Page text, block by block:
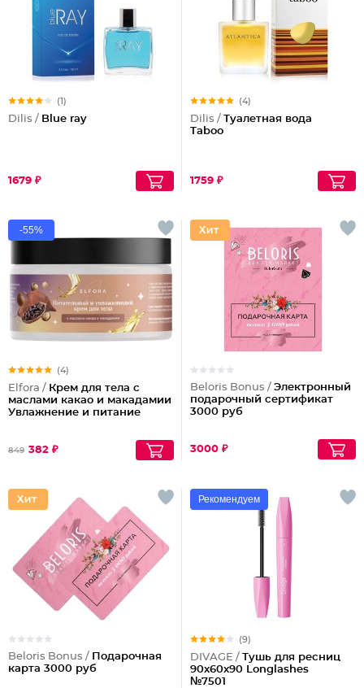
(1)
Dilis / Blue ray
1679 ₽
(4)
Dilis / Туалетная вода
Taboo
1759 ₽
-55%
(4)
Elfora / Крем для тела с
маслами какао и макадамии
Увлажнение и питание
849 382 ₽
Beloris Bonus / Электронный
подарочный сертификат
3000 руб
3000 ₽
Beloris Bonus / Подарочная
карта 3000 руб
Рекомендуем
(9)
DIVAGE / Тушь для ресниц
90x60x90 Longlashes
№7501